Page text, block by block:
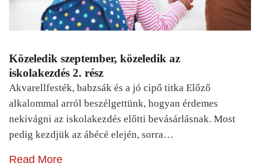
Közeledik szeptember, közeledik az
iskolakezdés 2. rész
Akvarellfesték, babzsák és a jó cipő titka Előző
alkalommal arról beszélgettünk, hogyan érdemes
nekivágni az iskolakezdés előtti bevásárlásnak. Most
pedig kezdjük az ábécé elején, sorra…
Read More